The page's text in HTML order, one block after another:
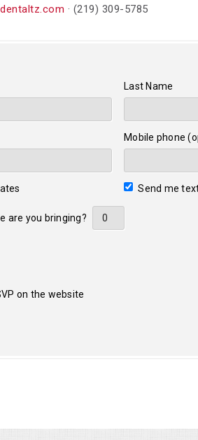
· (219) 309-5785
Last Name
Mobile phone
Send me
are you bringing?
on the website